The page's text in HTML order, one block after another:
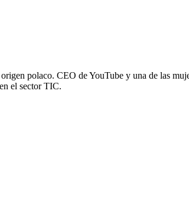
polaco. CEO de YouTube y una de las
el sector TIC.